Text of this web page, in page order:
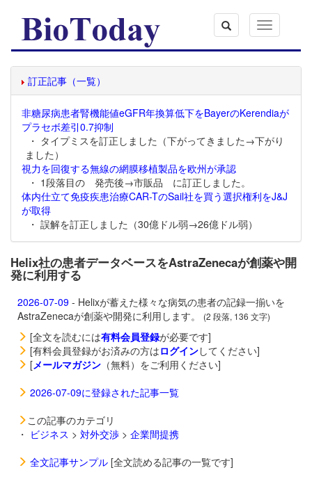
Toggle
navigation
訂正記事（一覧）
非糖尿病患者腎機能値eGFR年換算低下をBayerのKerendiaが
プラセボ差引0.7抑制
・ タイプミスを訂正しました（下がってきました→下がり
ました）
視力を回復する無線の網膜移植製品を欧州が承認
・ 1段落目の 発売後→市販品 に訂正しました。
体内仕立て免疫疾患治療CAR-TのSail社を買う選択権利をJ&J
が取得
・ 誤解を訂正しました（30億ドル弱→26億ドル弱）
Helix社の患者データベースをAstraZenecaが創薬や開
発に利用する
2026-07-09 - Helixが蓄えた様々な病気の患者の記録一揃いを
AstraZenecaが創薬や開発に利用します。
(2 段落, 136 文字)
[全文を読むには有料会員登録が必要です]
[有料会員登録がお済みの方はログインしてください]
[メールマガジン （無料）をご利用ください]
2026-07-09に登録された記事一覧
この記事のカテゴリ
・ ビジネス > 対外交渉 > 企業間提携
全文記事サンプル [全文読める記事の一覧です]